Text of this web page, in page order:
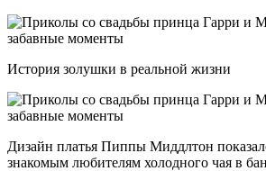
История золушки в реальной жизни
Дизайн платья Пиппы Миддлтон
знакомым любителям холодного чая в